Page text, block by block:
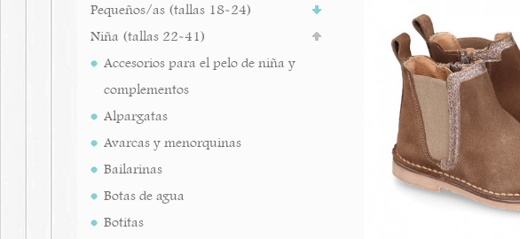
Pequeños/as (tallas 18-24)
Niña (tallas 22-41)
Accesorios para el pelo de niña y
complementos
Alpargatas
Avarcas y menorquinas
Bailarinas
Botas de agua
Botitas